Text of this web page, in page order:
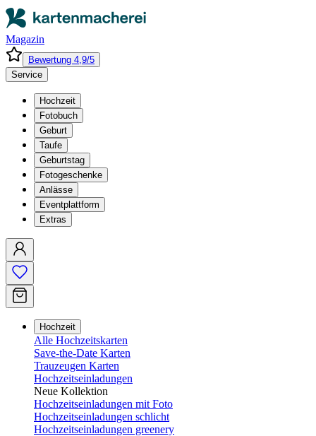
Magazin
Bewertung 4,9/5
Service
Hochzeit
Fotobuch
Geburt
Taufe
Geburtstag
Fotogeschenke
Anlässe
Eventplattform
Extras
Hochzeit
Alle Hochzeitskarten
Save-the-Date Karten
Trauzeugen Karten
Hochzeitseinladungen
Neue Kollektion
Hochzeitseinladungen mit Foto
Hochzeitseinladungen schlicht
Hochzeitseinladungen greenery